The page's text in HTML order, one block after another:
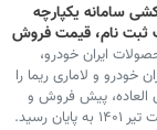
سامانه یکپارچه
ثبت نام، قیمت فروش
ایران خودرو،
خودرو و لاماری ریما را
العاده، پیش فروش و
رسید.